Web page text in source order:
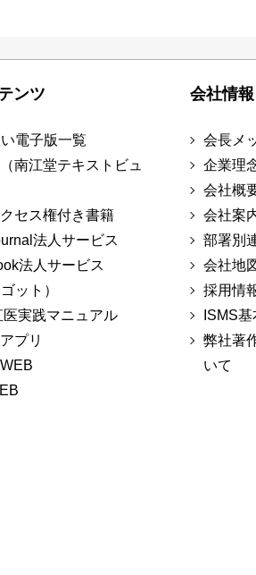
ンツ
電子版一覧
南江堂テキストビュ
セス権付き書籍
法人サービス
法人サービス
ット）
実践マニュアル
プリ
会社情報
会長メ
企業理
会社概
会社案
部署別
会社地
採用情
ISMS
弊社著
いて